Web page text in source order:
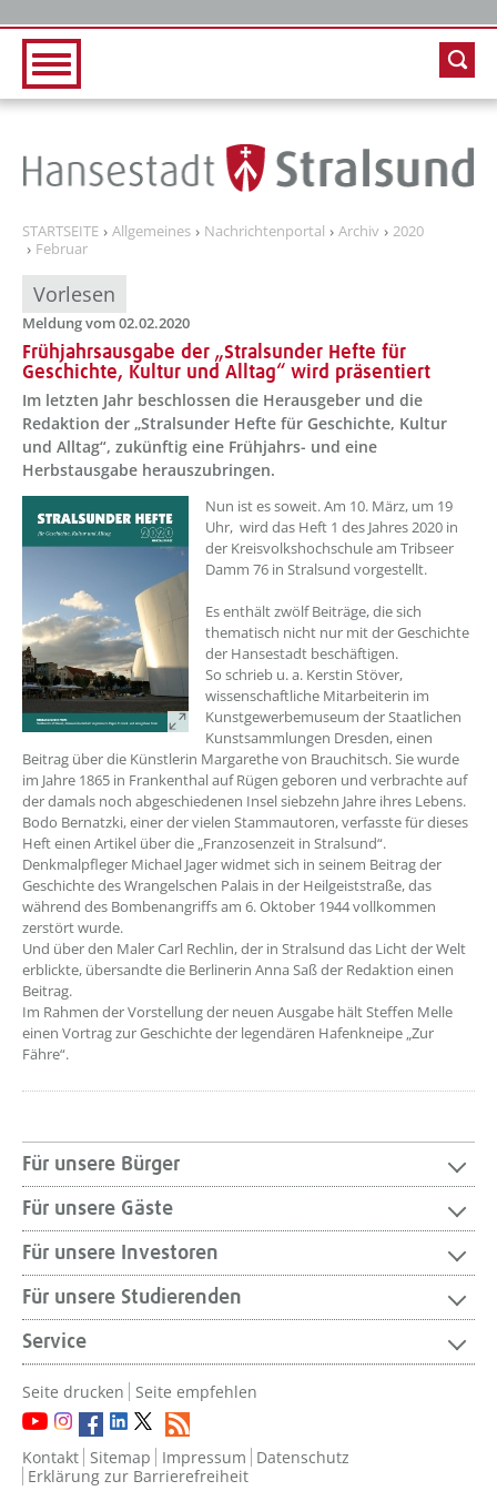
STARTSEITE Allgemeines Nachrichtenportal Archiv
2020
Februar
Vorlesen
Meldung vom 02.02.2020
Frühjahrsausgabe der „Stralsunder Hefte für
Geschichte, Kultur und Alltag“ wird präsentiert
Im letzten Jahr beschlossen die Herausgeber und die
Redaktion der „Stralsunder Hefte für Geschichte, Kultur
und Alltag“, zukünftig eine Frühjahrs- und eine
Herbstausgabe herauszubringen.
Nun ist es soweit. Am 10. März, um 19
Uhr, wird das Heft 1 des Jahres 2020 in
der Kreisvolkshochschule am Tribseer
Damm 76 in Stralsund vorgestellt.
Es enthält zwölf Beiträge, die sich
thematisch nicht nur mit der Geschichte
der Hansestadt beschäftigen.
So schrieb u. a. Kerstin Stöver,
wissenschaftliche Mitarbeiterin im
Kunstgewerbemuseum der Staatlichen
Kunstsammlungen Dresden, einen
Beitrag über die Künstlerin Margarethe von Brauchitsch. Sie wurde
im Jahre 1865 in Frankenthal auf Rügen geboren und verbrachte auf
der damals noch abgeschiedenen Insel siebzehn Jahre ihres Lebens.
Bodo Bernatzki, einer der vielen Stammautoren, verfasste für dieses
Heft einen Artikel über die „Franzosenzeit in Stralsund“.
Denkmalpfleger Michael Jager widmet sich in seinem Beitrag der
Geschichte des Wrangelschen Palais in der Heilgeiststraße, das
während des Bombenangriffs am 6. Oktober 1944 vollkommen
zerstört wurde.
Und über den Maler Carl Rechlin, der in Stralsund das Licht der Welt
erblickte, übersandte die Berlinerin Anna Saß der Redaktion einen
Beitrag.
Im Rahmen der Vorstellung der neuen Ausgabe hält Steffen Melle
einen Vortrag zur Geschichte der legendären Hafenkneipe „Zur
Fähre“.
Für unsere Bürger
Für unsere Gäste
Für unsere Investoren
Für unsere Studierenden
Service
Seite drucken Seite empfehlen
Kontakt Sitemap Impressum Datenschutz
Erklärung zur Barrierefreiheit